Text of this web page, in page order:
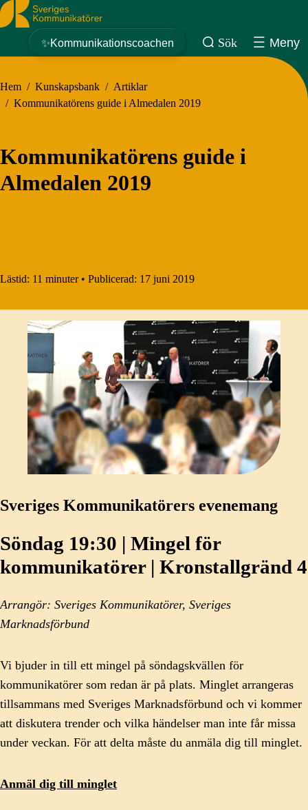
Sveriges Kommunikatörer
✨Kommunikationscoachen Sök Meny
Hem / Kunskapsbank / Artiklar
/ Kommunikatörens guide i Almedalen 2019
Kommunikatörens guide i
Almedalen 2019
Lästid: 11 minuter • Publicerad: 17 juni 2019
Sveriges Kommunikatörers evenemang
Söndag 19:30 | Mingel för
kommunikatörer | Kronstallgränd 4
Arrangör: Sveriges Kommunikatörer, Sveriges
Marknadsförbund
Vi bjuder in till ett mingel på söndagskvällen för
kommunikatörer som redan är på plats. Minglet arrangeras
tillsammans med Sveriges Marknadsförbund och vi kommer
att diskutera trender och vilka händelser man inte får missa
under veckan. För att delta måste du anmäla dig till minglet.
Anmäl dig till minglet